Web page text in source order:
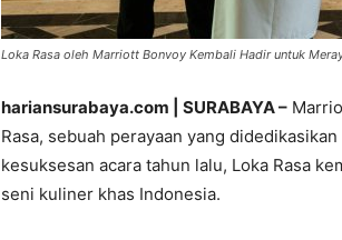
Loka Rasa oleh Marriott Bonvoy Kembali Hadir untuk
hariansurabaya.com | SURABAYA –
Rasa, sebuah perayaan yang
kesuksesan acara tahun lalu, Loka Rasa
seni kuliner khas Indonesia.